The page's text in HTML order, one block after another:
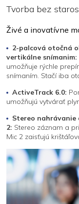
Tvorba bez
Živé a inovatívne
2-palcová otočná
vertikálne snímanim:
umožňuje rýchle
snímaním. Stačí iba
ActiveTrack 6.0:
umožňujú vytvárať
Stereo nahrávanie
2: Stereo záznam a
Mic 2 zaisťujú